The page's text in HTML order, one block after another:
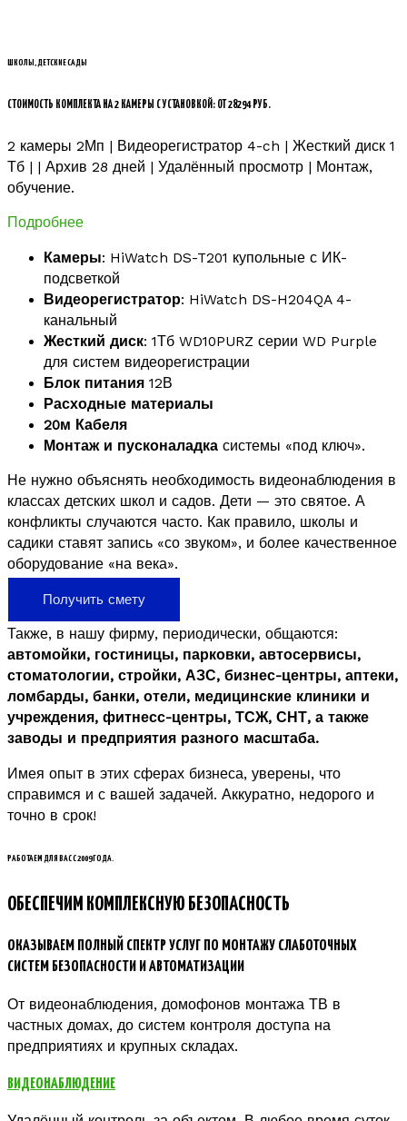
ШКОЛЫ, ДЕТСКИЕ САДЫ
СТОИМОСТЬ КОМПЛЕКТА НА 2 КАМЕРЫ С УСТАНОВКОЙ: ОТ 28294 РУБ.
2 камеры 2Мп | Видеорегистратор 4-ch | Жесткий диск 1
Тб | | Архив 28 дней | Удалённый просмотр | Монтаж,
обучение.
Подробнее
Камеры: HiWatch DS-T201 купольные с ИК-
подсветкой
Видеорегистратор: HiWatch DS-H204QA 4-
канальный
Жесткий диск: 1Тб WD10PURZ серии WD Purple
для систем видеорегистрации
Блок питания 12В
Расходные материалы
20м Кабеля
Монтаж и пусконаладка системы «под ключ».
Не нужно объяснять необходимость видеонаблюдения в
классах детских школ и садов. Дети — это святое. А
конфликты случаются часто. Как правило, школы и
садики ставят запись «со звуком», и более качественное
оборудование «на века».
Получить смету
Также, в нашу фирму, периодически, общаются:
автомойки, гостиницы, парковки, автосервисы,
стоматологии, стройки, АЗС, бизнес-центры, аптеки,
ломбарды, банки, отели, медицинские клиники и
учреждения, фитнесс-центры, ТСЖ, СНТ, а также
заводы и предприятия разного масштаба.
Имея опыт в этих сферах бизнеса, уверены, что
справимся и с вашей задачей. Аккуратно, недорого и
точно в срок!
РАБОТАЕМ ДЛЯ ВАС С 2009 ГОДА.
ОБЕСПЕЧИМ КОМПЛЕКСНУЮ БЕЗОПАСНОСТЬ
ОКАЗЫВАЕМ ПОЛНЫЙ СПЕКТР УСЛУГ ПО МОНТАЖУ СЛАБОТОЧНЫХ
СИСТЕМ БЕЗОПАСНОСТИ И АВТОМАТИЗАЦИИ
От видеонаблюдения, домофонов монтажа ТВ в
частных домах, до систем контроля доступа на
предприятиях и крупных складах.
ВИДЕОНАБЛЮДЕНИЕ